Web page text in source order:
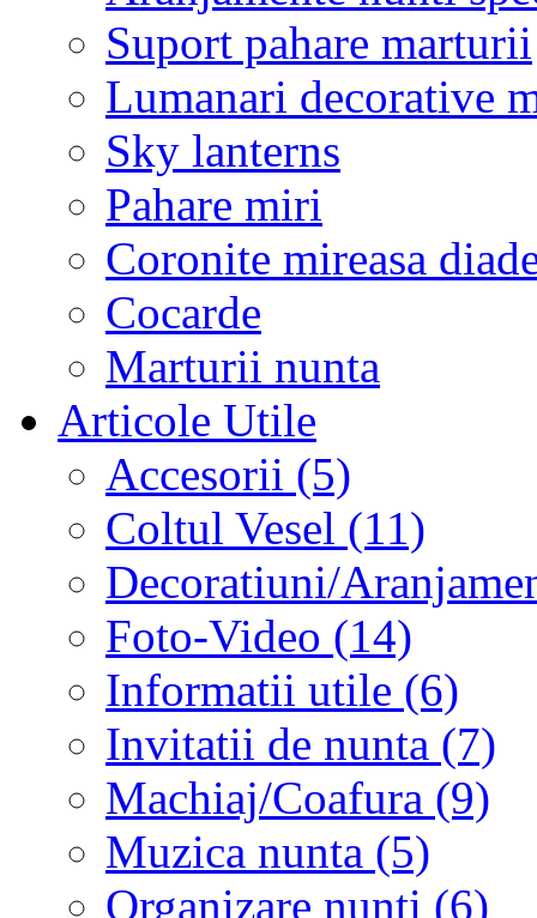
Suport pahare marturii
Lumanari decorative
Sky lanterns
Pahare miri
Coronite mireasa
Cocarde
Marturii nunta
Articole Utile
Accesorii (5)
Coltul Vesel (11)
Decoratiuni/
Foto-Video (14)
Informatii utile (6)
Invitatii de nunta (7)
Machiaj/Coafura (9)
Muzica nunta (5)
Organizare nunti (6)